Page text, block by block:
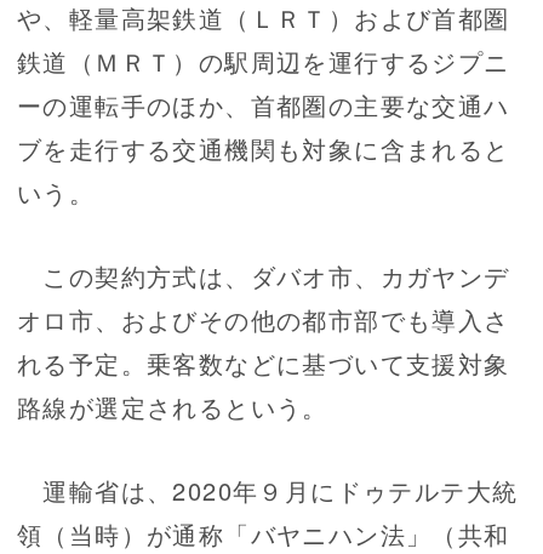
や、軽量高架鉄道（ＬＲＴ）および首都圏
鉄道（ＭＲＴ）の駅周辺を運行するジプニ
ーの運転手のほか、首都圏の主要な交通ハ
ブを走行する交通機関も対象に含まれると
いう。
この契約方式は、ダバオ市、カガヤンデ
オロ市、およびその他の都市部でも導入さ
れる予定。乗客数などに基づいて支援対象
路線が選定されるという。
運輸省は、2020年９月にドゥテルテ大統
領（当時）が通称「バヤニハン法」（共和